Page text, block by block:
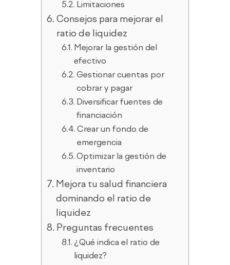
Limitaciones
Consejos para mejorar el
ratio de liquidez
Mejorar la gestión del
efectivo
Gestionar cuentas por
cobrar y pagar
Diversificar fuentes de
financiación
Crear un fondo de
emergencia
Optimizar la gestión de
inventario
Mejora tu salud financiera
dominando el ratio de
liquidez
Preguntas frecuentes
¿Qué indica el ratio de
liquidez?